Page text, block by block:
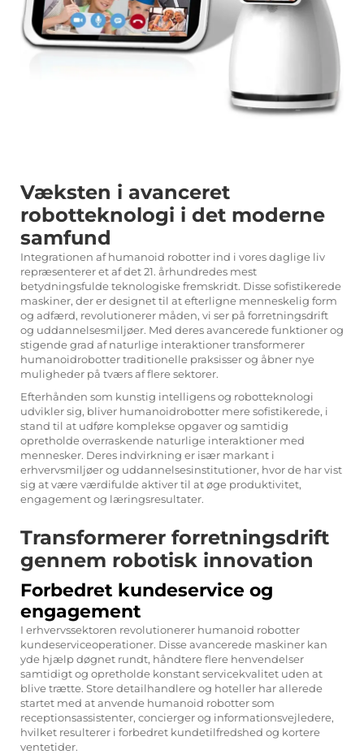
Væksten i avanceret
robotteknologi i det moderne
samfund
Integrationen afhumanoid robotter ind i vores daglige liv
repræsenterer et af det 21. århundredes mest
betydningsfulde teknologiske fremskridt. Disse sofistikerede
maskiner, der er designet til at efterligne menneskelig form
og adfærd, revolutionerer måden, vi ser på forretningsdrift
og uddannelsesmiljøer. Med deres avancerede funktioner og
stigende grad af naturlige interaktioner transformerer
humanoidrobotter traditionelle praksisser og åbner nye
muligheder på tværs af flere sektorer.
Efterhånden som kunstig intelligens og robotteknologi
udvikler sig, bliver humanoidrobotter mere sofistikerede, i
stand til at udføre komplekse opgaver og samtidig
opretholde overraskende naturlige interaktioner med
mennesker. Deres indvirkning er især markant i
erhvervsmiljøer og uddannelsesinstitutioner, hvor de har vist
sig at være værdifulde aktiver til at øge produktivitet,
engagement og læringsresultater.
Transformerer forretningsdrift
gennem robotisk innovation
Forbedret kundeservice og
engagement
I erhvervssektoren revolutionerer humanoid robotter
kundeserviceoperationer. Disse avancerede maskiner kan
yde hjælp døgnet rundt, håndtere flere henvendelser
samtidigt og opretholde konstant servicekvalitet uden at
blive trætte. Store detailhandlere og hoteller har allerede
startet med at anvende humanoid robotter som
receptionsassistenter, concierger og informationsvejledere,
hvilket resulterer i forbedret kundetilfredshed og kortere
ventetider.